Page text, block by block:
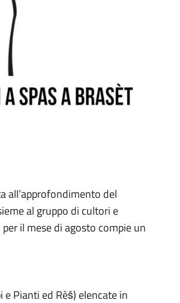
all’approfondimento del
al gruppo di cultori e
il mese di agosto compie un
Pianti ed Rèš) elencate in